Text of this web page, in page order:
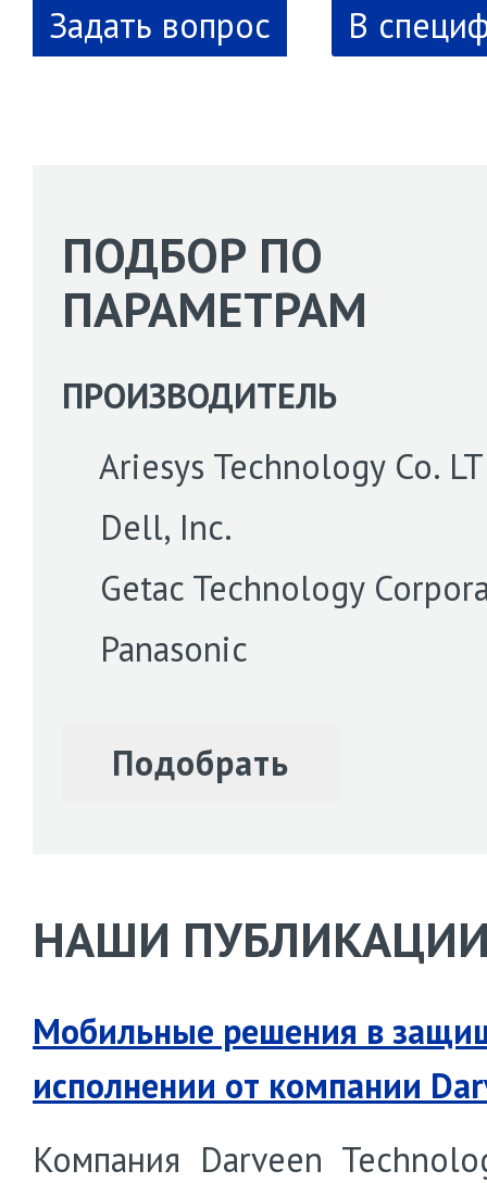
В
ПОДБОР ПО
ПАРАМЕТРАМ
ПРОИЗВОДИТЕЛЬ
Ariesys Technology Co.
Dell, Inc.
Getac Technology
Panasonic
НАШИ
Мобильные решения в
исполнении от компании
Компания Darveen